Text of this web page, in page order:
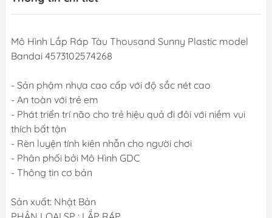
Mô Hình Lắp Ráp Tàu Thousand Sunny Plastic model
Bandai 4573102574268
- Sản phậm nhựa cao cấp với độ sắc nét cao
- An toàn với trẻ em
- Phát triển trí não cho trẻ hiệu quả đi đôi với niềm vui
thích bất tận
- Rèn luyện tính kiên nhẫn cho người chơi
- Phân phối bởi Mô Hình GDC
- Thông tin cơ bản
Sản xuất: Nhật Bản